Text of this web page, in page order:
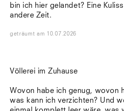
bin ich hier gelandet? Eine
andere Zeit.
geträumt am 10.07.2026
Völlerei im Zuhause
Wovon habe ich genug, wovon
was kann ich verzichten? Und